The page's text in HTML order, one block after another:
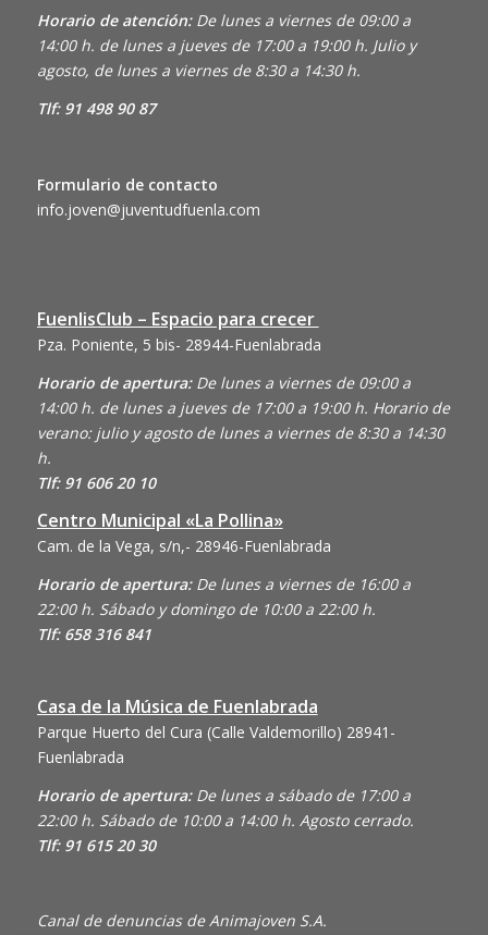
Horario de atención: De lunes a viernes de 09:00 a
14:00 h. de lunes a jueves de 17:00 a 19:00 h. Julio y
agosto, de lunes a viernes de 8:30 a 14:30 h.
Tlf: 91 498 90 87
Formulario de contacto
info.joven@juventudfuenla.com
FuenlisClub – Espacio para crecer
Pza. Poniente, 5 bis- 28944-Fuenlabrada
Horario de apertura:De lunes a viernes de 09:00 a
14:00 h. de lunes a jueves de 17:00 a 19:00 h. Horario de
verano: julio y agosto de lunes a viernes de 8:30 a 14:30
h.
Tlf: 91 606 20 10
Centro Municipal «La Pollina»
Cam. de la Vega, s/n,- 28946-Fuenlabrada
Horario de apertura: De lunes a viernes de 16:00 a
22:00 h. Sábado y domingo de 10:00 a 22:00 h.
Tlf: 658 316 841
Casa de la Música de Fuenlabrada
Parque Huerto del Cura (Calle Valdemorillo) 28941-
Fuenlabrada
Horario de apertura: De lunes a sábado de 17:00 a
22:00 h. Sábado de 10:00 a 14:00 h. Agosto cerrado.
Tlf: 91 615 20 30
Canal de denuncias de Animajoven S.A.